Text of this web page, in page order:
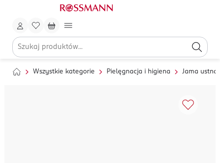
Wszystkie kategorie Pielęgnacja i higiena Jama ustna